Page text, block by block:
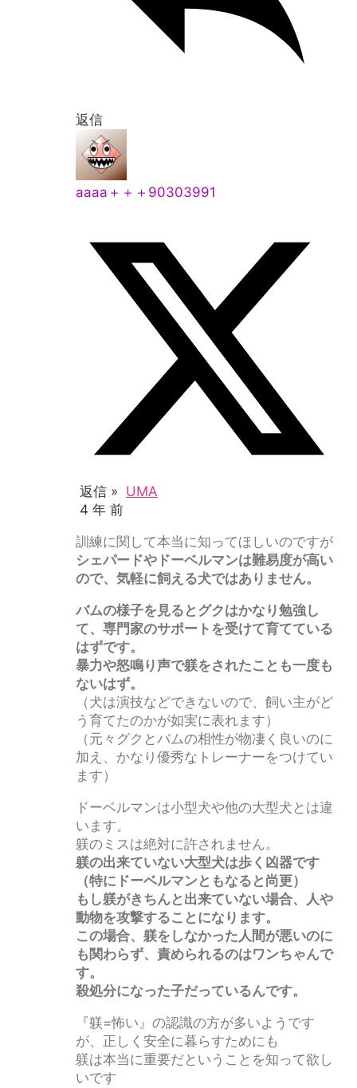
返信
aaaa＋＋＋90303991
返信 » UMA
4 年 前
訓練に関して本当に知ってほしいのですが
シェパードやドーベルマンは難易度が高い
ので、気軽に飼える犬ではありません。
バムの様子を見るとグクはかなり勉強し
て、専門家のサポートを受けて育てている
はずです。
暴力や怒鳴り声で躾をされたことも一度も
ないはず。
（犬は演技などできないので、飼い主がど
う育てたのかが如実に表れます）
（元々グクとバムの相性が物凄く良いのに
加え、かなり優秀なトレーナーをつけてい
ます）
ドーベルマンは小型犬や他の大型犬とは違
います。
躾のミスは絶対に許されません。
躾の出来ていない大型犬は歩く凶器です
（特にドーベルマンともなると尚更）
もし躾がきちんと出来ていない場合、人や
動物を攻撃することになります。
この場合、躾をしなかった人間が悪いのに
も関わらず、責められるのはワンちゃんで
す。
殺処分になった子だっているんです。
『躾=怖い』の認識の方が多いようです
が、正しく安全に暮らすためにも
躾は本当に重要だということを知って欲し
いです